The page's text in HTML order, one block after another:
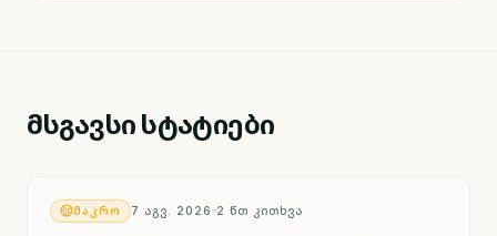
მსგავსი სტატიები
ᲛᲐᲙᲠᲝ 7 ᲐᲒᲕ. 2026 2 ᲬᲗ ᲙᲘᲗᲮᲕᲐ